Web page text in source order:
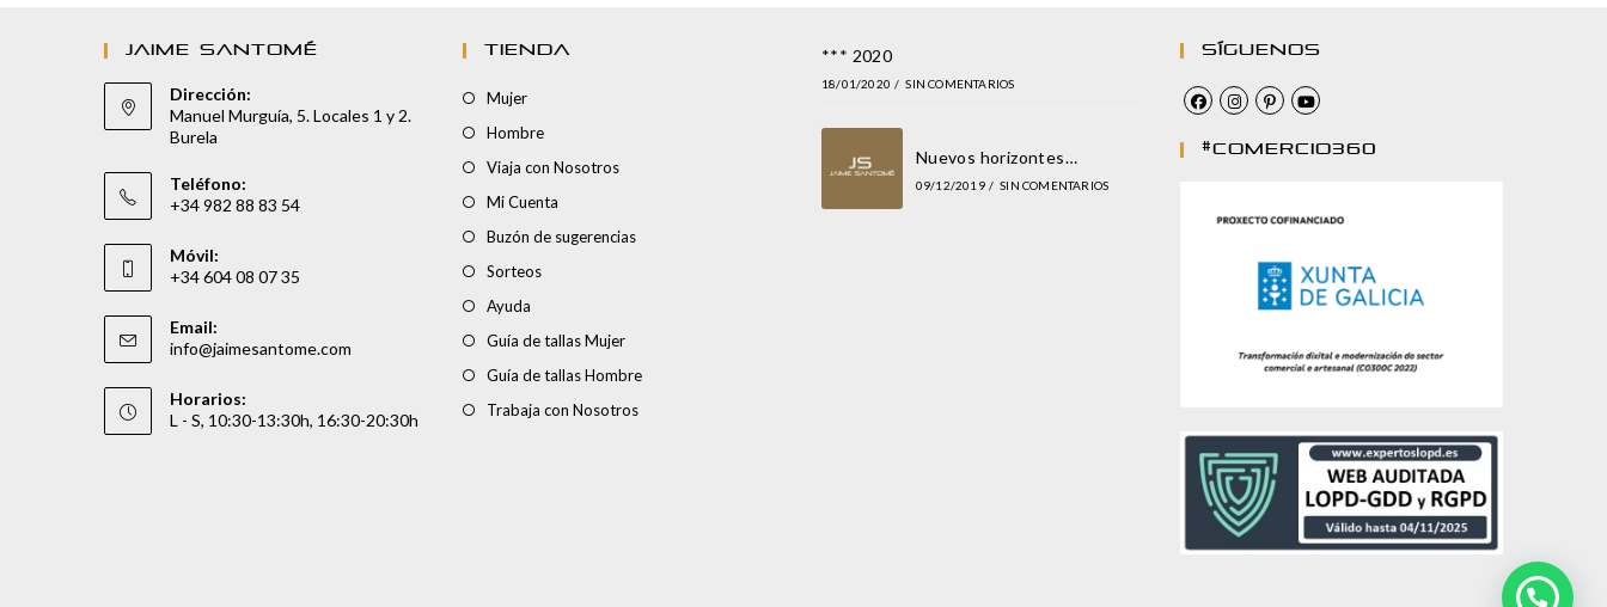
JAIME SANTOMÉ
Dirección:
Manuel Murguía, 5. Locales 1 y 2.
Burela
Teléfono:
+34 982 88 83 54
Móvil:
+34 604 08 07 35
Email:
info@jaimesantome.com
Horarios:
L - S, 10:30-13:30h, 16:30-20:30h
TIENDA
Mujer
Hombre
Viaja con Nosotros
Mi Cuenta
Buzón de sugerencias
Sorteos
Ayuda
Guía de tallas Mujer
Guía de tallas Hombre
Trabaja con Nosotros
*** 2020
18/01/2020 / SIN COMENTARIOS
Nuevos horizontes…
09/12/2019 / SIN COMENTARIOS
Síguenos
#comercio360